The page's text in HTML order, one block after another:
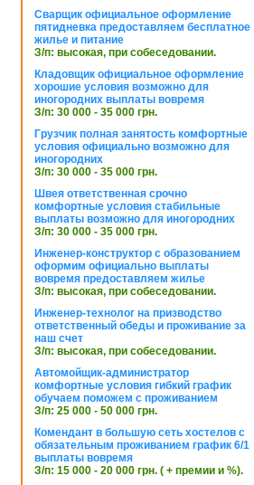
Сварщик официальное оформление
пятидневка предоставляем бесплатное
жилье и питание
З/п: высокая, при собеседовании.
Кладовщик официальное оформление
хорошие условия возможно для
иногородних выплаты вовремя
З/п: 30 000 - 35 000 грн.
Грузчик полная занятость комфортные
условия официально возможно для
иногородних
З/п: 30 000 - 35 000 грн.
Швея ответственная срочно
комфортные условия стабильные
выплаты возможно для иногородних
З/п: 30 000 - 35 000 грн.
Инженер-конструктор с образованием
оформим официально выплаты
вовремя предоставляем жилье
З/п: высокая, при собеседовании.
Инженер-технолог на призводство
ответственный обеды и проживание за
наш счет
З/п: высокая, при собеседовании.
Автомойщик-администратор
комфортные условия гибкий график
обучаем поможем с проживанием
З/п: 25 000 - 50 000 грн.
Комендант в большую сеть хостелов с
обязательным проживанием график 6/1
выплаты вовремя
З/п: 15 000 - 20 000 грн. ( + премии и %).